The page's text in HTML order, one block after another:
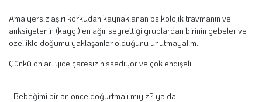
Ama yersiz aşırı korkudan kaynaklanan psikolojik travmanın ve
anksiyetenin (kaygı) en ağır seyrettiği gruplardan birinin gebeler ve
özellikle doğumu yaklaşanlar olduğunu unutmayalım.
Çünkü onlar iyice çaresiz hissediyor ve çok endişeli.
- Bebeğimi bir an önce doğurtmalı mıyız? ya da